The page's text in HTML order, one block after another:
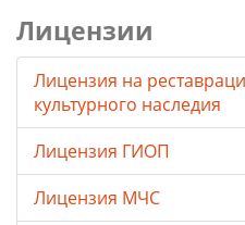
Лицензии
Лицензия на
культурного наследия
Лицензия ГИОП
Лицензия МЧС